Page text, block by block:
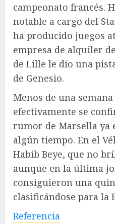
campeonato francés.
notable a cargo del
ha producido juegos
empresa de alquiler
de Lille le dio una
de Genesio.
Menos de una semana
efectivamente se
rumor de Marsella ya
algún tiempo. En el
Habib Beye, que no
aunque en la última
consiguieron una
clasificándose para la
Referencia